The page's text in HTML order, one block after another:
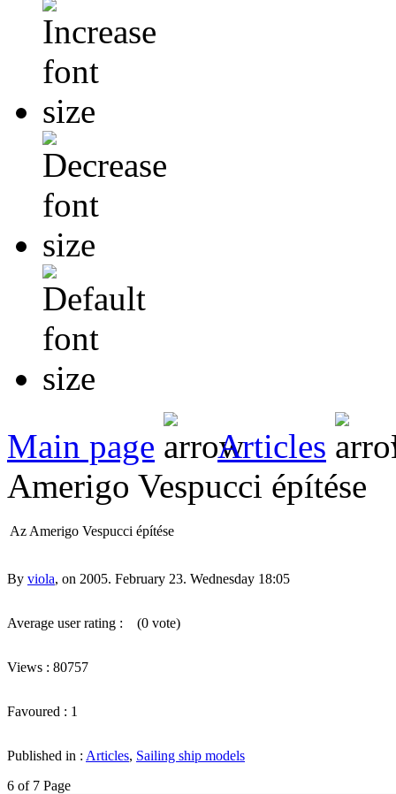
Main page Articles
Amerigo Vespucci építése
Az Amerigo Vespucci építése
By viola, on 2005. February 23. Wednesday 18:05
Average user rating : (0 vote)
Views : 80757
Favoured : 1
Published in : Articles, Sailing ship models
6 of 7 Page